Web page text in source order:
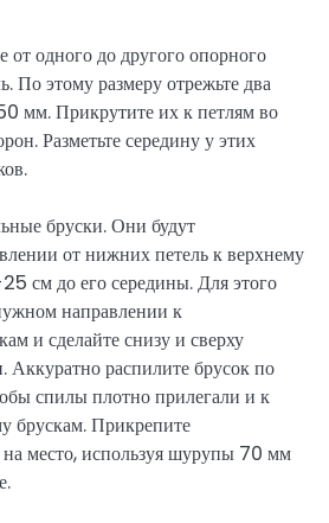
от одного до другого опорного
По этому размеру отрежьте два
мм. Прикрутите их к петлям во
Разметьте середину у этих
бруски. Они будут
от нижних петель к верхнему
см до его середины. Для этого
направлении к
и сделайте снизу и сверху
Аккуратно распилите брусок по
спилы плотно прилегали и к
брускам. Прикрепите
место, используя шурупы 70 мм